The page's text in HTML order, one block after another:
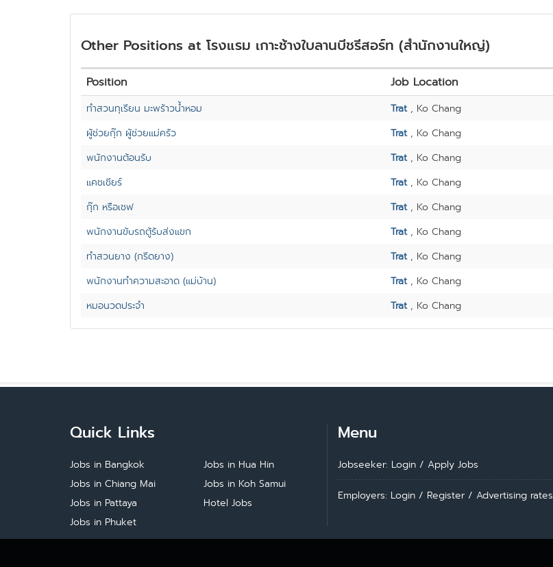
Other Positions at โรงแรม เกาะช้างใบลานบีชรีสอร์ท (สำนักงานใหญ่)
Position Job Location
ทำสวนทุเรียน มะพร้าวน้ำหอม Trat, Ko Chang
ผู้ช่วยกุ๊ก ผู้ช่วยแม่ครัว
Trat, Ko Chang
พนักงานต้อนรับ
Trat, Ko Chang
แคชเชียร์
Trat, Ko Chang
กุ๊ก หรือเชฟ
Trat, Ko Chang
พนักงานขับรถตู้รับส่งแขก
Trat, Ko Chang
ทำสวนยาง (กรีดยาง)
Trat, Ko Chang
พนักงานทำความสะอาด (แม่บ้าน)
Trat, Ko Chang
หมอนวดประจำ
Trat, Ko Chang
Quick Links
Jobs in Bangkok
Jobs in Chiang Mai
Jobs in Pattaya
Jobs in Phuket
Jobs in Hua Hin
Jobs in Koh Samui
Hotel Jobs
Menu
Jobseeker: Login / Apply Jobs
Employers: Login / Register / Advertising rates